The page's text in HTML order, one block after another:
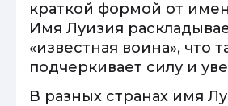
краткой формой от
Имя Луизия
«известная воина», что
подчеркивает силу и
В разных странах имя